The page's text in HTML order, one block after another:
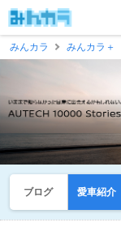
みんカラ
みんカラ＋
ブログ 愛車紹介